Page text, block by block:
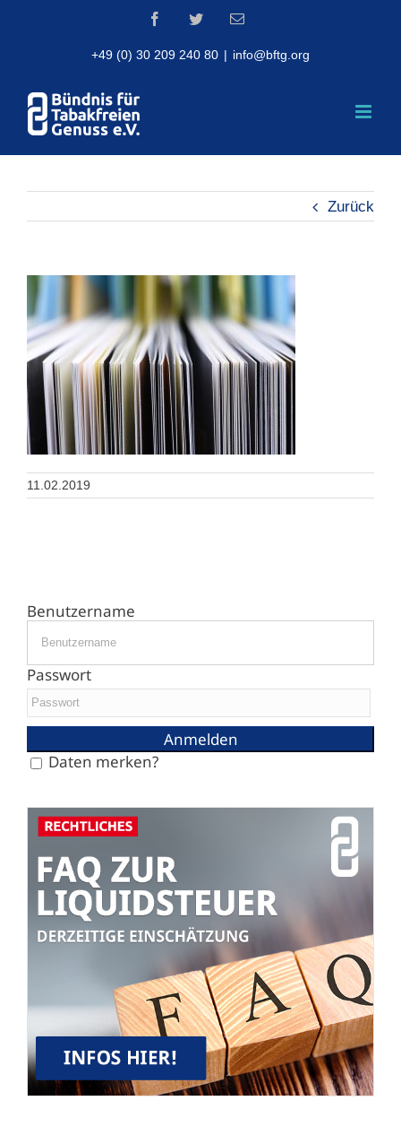
FacebookTwitterEmail
+49 (0) 30 209 240 80 | info@bftg.org
Zurück
11.02.2019
Benutzername
Passwort
Daten merken?